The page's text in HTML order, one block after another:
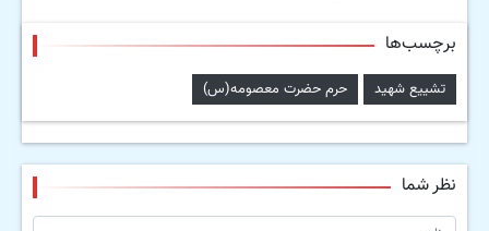
برچسب‌ها
تشییع شهید حرم حضرت معصومه(س)
نظر شما